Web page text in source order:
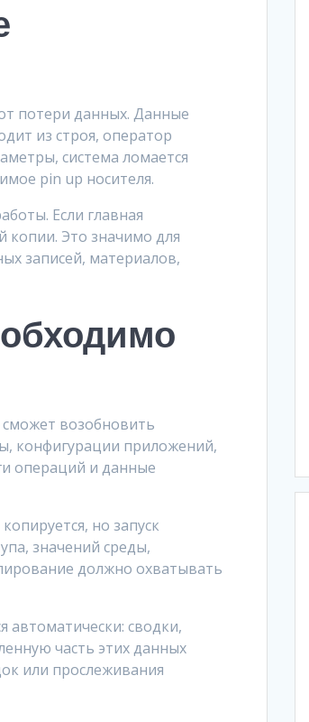
потери данных. Данные
из строя, оператор
система ломается
pin up носителя.
Если главная
копии. Это значимо для
записей, материалов,
возобновить
конфигурации приложений,
операций и данные
но запуск
значений среды,
должно охватывать
сводки,
часть этих данных
или прослеживания